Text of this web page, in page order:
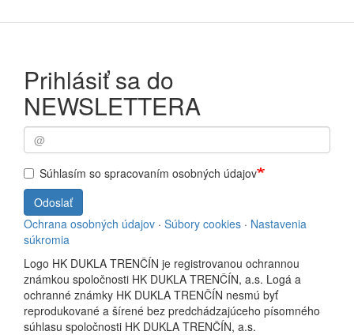
Prihlásiť sa do
NEWSLETTERA
Súhlasím so spracovaním osobných údajov
Odoslať
Ochrana osobných údajov · Súbory cookies · Nastavenia
súkromia
Logo HK DUKLA TRENČÍN je registrovanou ochrannou
známkou spoločnosti HK DUKLA TRENČÍN, a.s. Logá a
ochranné známky HK DUKLA TRENČÍN nesmú byť
reprodukované a šírené bez predchádzajúceho písomného
súhlasu spoločnosti HK DUKLA TRENČÍN, a.s.